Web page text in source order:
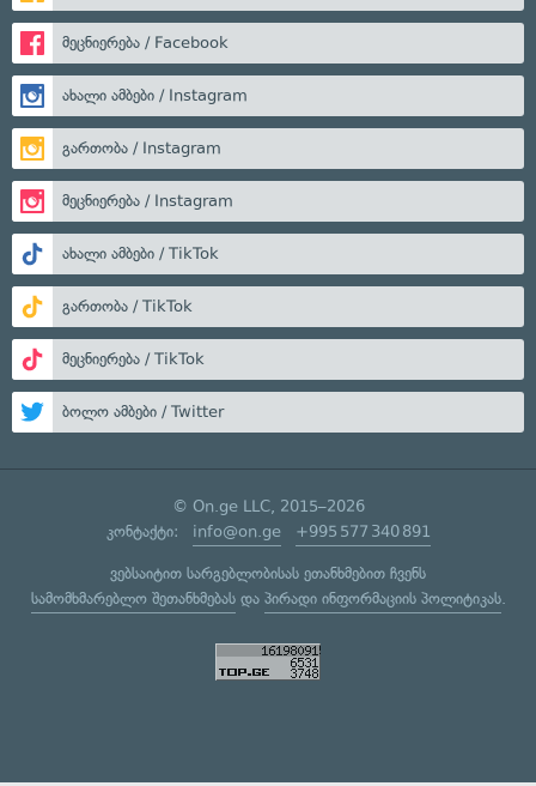
მეცნიერება / Facebook
ახალი ამბები / Instagram
გართობა / Instagram
მეცნიერება / Instagram
ახალი ამბები / TikTok
გართობა / TikTok
მეცნიერება / TikTok
ბოლო ამბები / Twitter
© On.ge LLC, 2015–2026
კონტაქტი: info@on.ge +995 577 340 891
ვებსაიტით სარგებლობისას ეთანხმებით ჩვენს
სამომხმარებლო შეთანხმებასდა პირადი ინფორმაციის პოლიტიკას.